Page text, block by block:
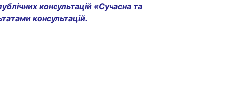
консультацій «Сучасна та
консультацій.